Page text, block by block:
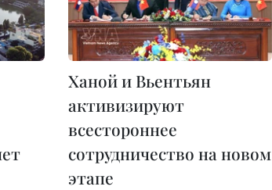
Ханой и Вьентьян
активизируют
всестороннее
сотрудничество на новом
этапе